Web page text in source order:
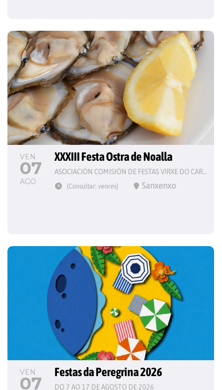
VEN
07
AGO
XXXIII Festa Ostra de Noalla
ASOCIACIÓN COMISIÓN DE FESTAS VIRXE DO CARME
(Consultar: venres) Sanxenxo
VEN
07
Festas da Peregrina 2026
DO 7 AO 17 DE AGOSTO DE 2026